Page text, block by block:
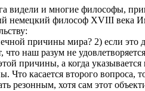
видели и многие философы,
немецкий философ XVIII века
причины мира? 2) если
наш разум не
причины, а когда
Что касается второго
резонным, хотя сам этот